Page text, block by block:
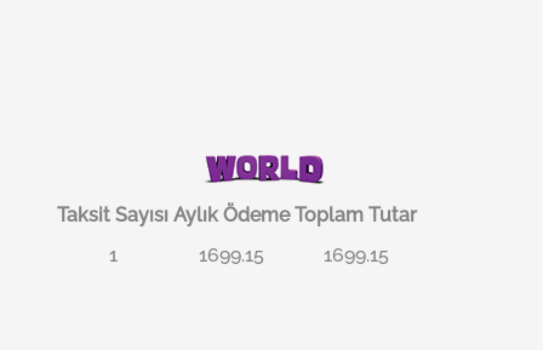
Taksit Sayısı Aylık Ödeme Toplam Tutar
1
1699.15 1699.15